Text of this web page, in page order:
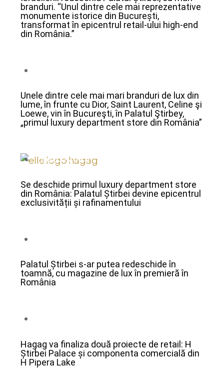
branduri. “Unul dintre cele mai reprezentative
monumente istorice din București,
transformat în epicentrul retail-ului high-end
din România.”
Unele dintre cele mai mari branduri de lux din
lume, în frunte cu Dior, Saint Laurent, Celine şi
Loewe, vin în Bucureşti, în Palatul Ştirbey,
„primul luxury department store din România”
06/03/2025
Se deschide primul luxury department store
din România: Palatul Știrbei devine epicentrul
exclusivității și rafinamentului
Palatul Știrbei s-ar putea redeschide în
toamnă, cu magazine de lux în premieră în
România
Hagag va finaliza două proiecte de retail: H
Știrbei Palace și componenta comercială din
H Pipera Lake